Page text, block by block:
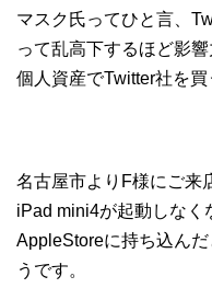
マスク氏ってひと言、
って乱高下するほど影
個人資産でTwitter社を買
名古屋市よりF様にご来
iPad mini4が起動しなく
AppleStoreに持ち込ん
うです。